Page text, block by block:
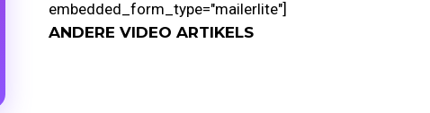
ANDERE VIDEO ARTIKELS